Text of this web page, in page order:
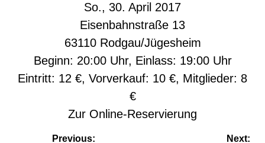
So., 30. April 2017
Eisenbahnstraße 13
63110 Rodgau/Jügesheim
Beginn: 20:00 Uhr, Einlass: 19:00 Uhr
Eintritt: 12 €, Vorverkauf: 10 €, Mitglieder: 8
€
Zur Online-Reservierung
Previous: Next: